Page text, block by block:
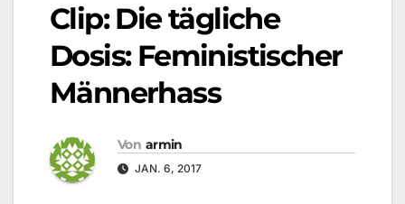
Clip: Die tägliche
Dosis: Feministischer
Männerhass
Von armin
JAN. 6, 2017